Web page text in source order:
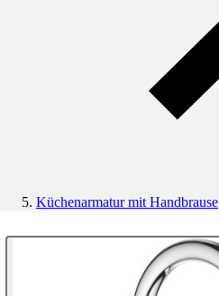
Küchenarmatur mit Handbrause